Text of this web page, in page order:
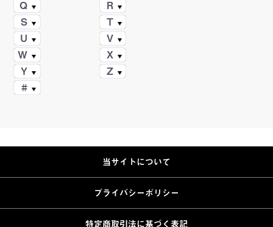
Q
R
S
T
U
V
W
X
Y
Z
#
当サイトについて
プライバシーポリシー
特定商取引法に基づく表記